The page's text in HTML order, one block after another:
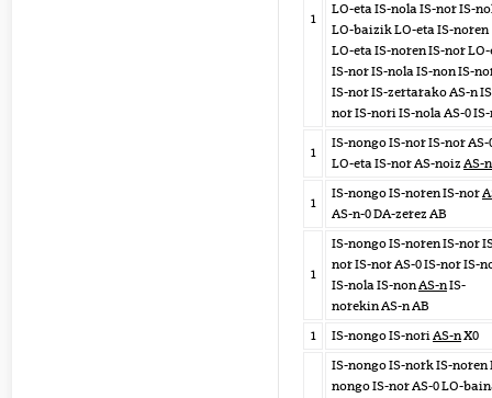
1
LO-eta IS-nola IS-nor IS-
LO-baizik LO-eta IS-noren
LO-eta IS-noren IS-nor
IS-nor IS-nola IS-non IS-
IS-nor IS-zertarako AS-n
nor IS-nori IS-nola AS-0
1
IS-nongo IS-nor IS-nor AS-
LO-eta IS-nor AS-noiz AS-
1
IS-nongo IS-noren IS-nor
AS-n-0 DA-zerez AB
1
IS-nongo IS-noren IS-nor
nor IS-nor AS-0 IS-nor IS-
IS-nola IS-nonAS-nIS-
norekin AS-n AB
1
IS-nongo IS-noriAS-nX0
IS-nongo IS-nork IS-noren
nongo IS-nor AS-0 LO-